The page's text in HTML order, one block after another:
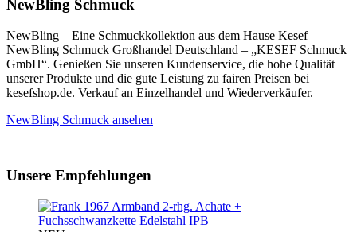
NewBling Schmuck
NewBling – Eine Schmuckkollektion aus dem Hause Kesef –
NewBling Schmuck Großhandel Deutschland – „KESEF Schmuck
GmbH“. Genießen Sie unseren Kundenservice, die hohe Qualität
unserer Produkte und die gute Leistung zu fairen Preisen bei
kesefshop.de. Verkauf an Einzelhandel und Wiederverkäufer.
NewBling Schmuck ansehen
Unsere Empfehlungen